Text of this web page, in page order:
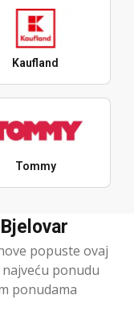
Kaufland
Tommy
popuste ovaj
ponudu
ponudama